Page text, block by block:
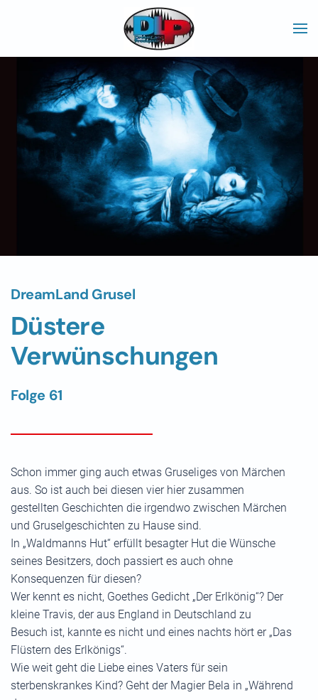
Skip to main content
DreamLand Grusel
Düstere
Verwünschungen
Folge 61
Schon immer ging auch etwas Gruseliges von Märchen
aus. So ist auch bei diesen vier hier zusammen
gestellten Geschichten die irgendwo zwischen Märchen
und Gruselgeschichten zu Hause sind.
In „Waldmanns Hut“ erfüllt besagter Hut die Wünsche
seines Besitzers, doch passiert es auch ohne
Konsequenzen für diesen?
Wer kennt es nicht, Goethes Gedicht „Der Erlkönig“? Der
kleine Travis, der aus England in Deutschland zu
Besuch ist, kannte es nicht und eines nachts hört er „Das
Flüstern des Erlkönigs“.
Wie weit geht die Liebe eines Vaters für sein
sterbenskrankes Kind? Geht der Magier Bela in „Während